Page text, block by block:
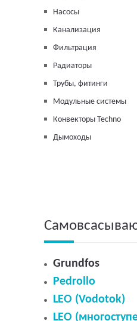
Насосы
Канализация
Фильтрация
Радиаторы
Трубы, фитинги
Модульные системы
Конвекторы Techno
Дымоходы
Grundfos
Pedrollo
LEO (Vodotok)
LEO